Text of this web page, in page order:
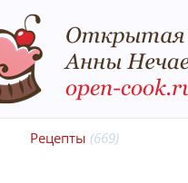
Рецепты (669)